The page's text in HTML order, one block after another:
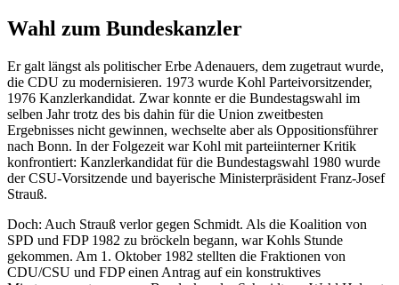
Wahl zum Bundeskanzler
Er galt längst als politischer Erbe Adenauers, dem zugetraut wurde,
die CDU zu modernisieren. 1973 wurde Kohl Parteivorsitzender,
1976 Kanzlerkandidat. Zwar konnte er die Bundestagswahl im
selben Jahr trotz des bis dahin für die Union zweitbesten
Ergebnisses nicht gewinnen, wechselte aber als Oppositionsführer
nach Bonn. In der Folgezeit war Kohl mit parteiinterner Kritik
konfrontiert: Kanzlerkandidat für die Bundestagswahl 1980 wurde
der CSU-Vorsitzende und bayerische Ministerpräsident Franz-Josef
Strauß.
Doch: Auch Strauß verlor gegen Schmidt. Als die Koalition von
SPD und FDP 1982 zu bröckeln begann, war Kohls Stunde
gekommen. Am 1. Oktober 1982 stellten die Fraktionen von
CDU/CSU und FDP einen Antrag auf ein konstruktives